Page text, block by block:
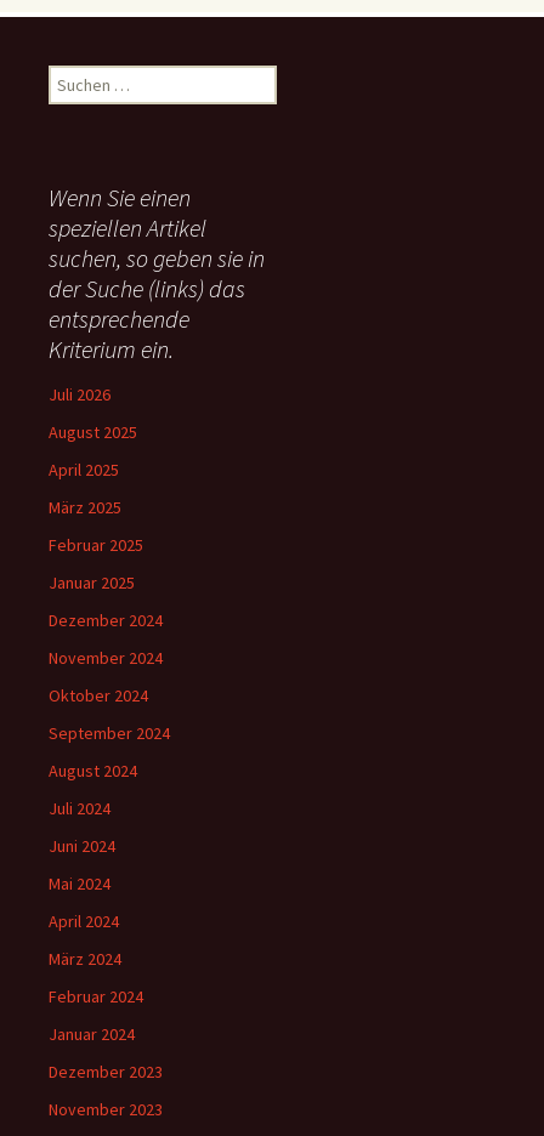
u
n
n
a
c
:
Wenn Sie einen
speziellen Artikel
suchen, so geben sie in
der Suche (links) das
entsprechende
Kriterium ein.
Juli 2026
August 2025
April 2025
März 2025
Februar 2025
Januar 2025
Dezember 2024
November 2024
Oktober 2024
September 2024
August 2024
Juli 2024
Juni 2024
Mai 2024
April 2024
März 2024
Februar 2024
Januar 2024
Dezember 2023
November 2023